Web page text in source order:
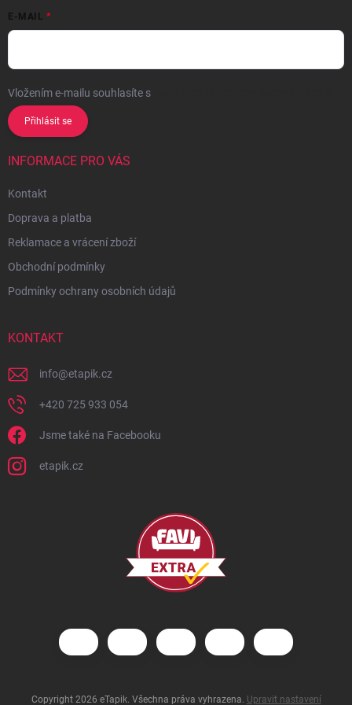
E-MAIL
Vložením e-mailu souhlasíte s
Přihlásit se
INFORMACE PRO VÁS
Kontakt
Doprava a platba
Reklamace a vrácení zboží
Obchodní podmínky
Podmínky ochrany osobních údajů
KONTAKT
info@etapik.cz
+420 725 933 054
Jsme také na Facebooku
etapik.cz
Copyright 2026 eTapik. Všechna práva vyhrazena. Upravit nastavení